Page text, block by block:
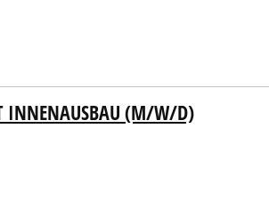
INNENAUSBAU (M/W/D)